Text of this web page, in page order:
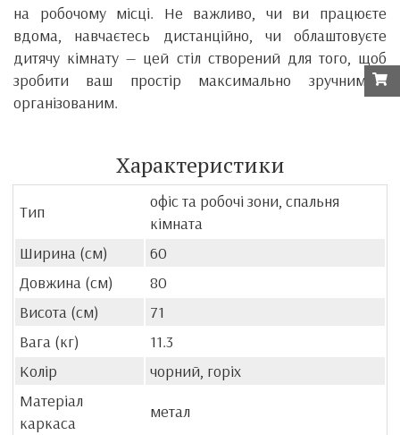
на робочому місці. Не важливо, чи ви працюєте
вдома, навчаєтесь дистанційно, чи облаштовуєте
дитячу кімнату — цей стіл створений для того, щоб
зробити ваш простір максимально зручним і
організованим.
Характеристики
Тип
офіс та робочі зони, спальня
кімната
Ширина (см)
60
Довжина (см)
80
Висота (см)
71
Вага (кг)
11.3
Колір
чорний, горіх
Матеріал
каркаса
метал